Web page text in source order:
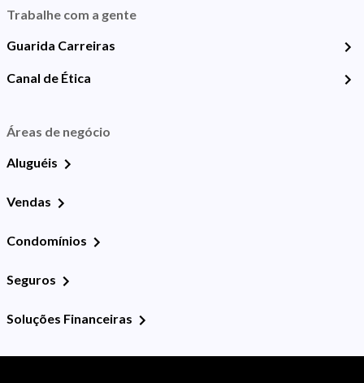
Trabalhe com a gente
Guarida Carreiras
Canal de Ética
Áreas de negócio
Aluguéis
Vendas
Condomínios
Seguros
Soluções Financeiras